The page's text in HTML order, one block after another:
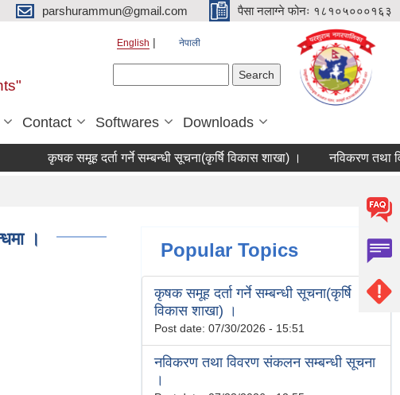
parshurammun@gmail.com पैसा नलाग्ने फोनः १८१०५०००१६३
English नेपाली
Contact Softwares Downloads
कृषक समूह दर्ता गर्ने सम्बन्धी सूचना(कृर्षि विकास शाखा) । नविकरण तथा
।
Popular Topics
कृषक समूह दर्ता गर्ने सम्बन्धी सूचना(कृर्षि
विकास शाखा) ।
Post date: 07/30/2026 - 15:51
नविकरण तथा विवरण संकलन सम्बन्धी सूचना
।